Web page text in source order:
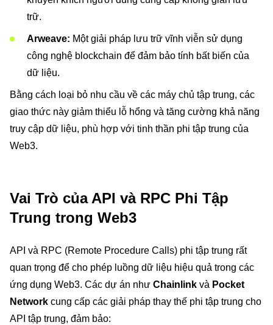
trữ.
Arweave: Một giải pháp lưu trữ vĩnh viễn sử dụng
công nghệ blockchain để đảm bảo tính bất biến của
dữ liệu.
Bằng cách loại bỏ nhu cầu về các máy chủ tập trung, các
giao thức này giảm thiểu lỗ hổng và tăng cường khả năng
truy cập dữ liệu, phù hợp với tinh thần phi tập trung của
Web3.
Vai Trò của API và RPC Phi Tập
Trung trong Web3
API và RPC (Remote Procedure Calls) phi tập trung rất
quan trọng để cho phép luồng dữ liệu hiệu quả trong các
ứng dụng Web3. Các dự án như Chainlink và Pocket
Network cung cấp các giải pháp thay thế phi tập trung cho
API tập trung, đảm bảo: